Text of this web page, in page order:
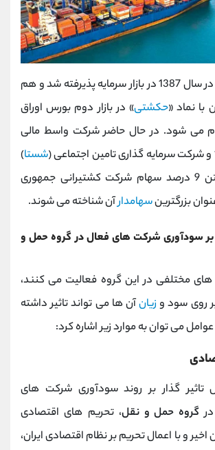
این شرکت در سال 1387 در بازار سرمایه پذیرفته شد و هم
با نماد «حکشتی» در بازار دوم بورس اوراق
می شود. در حال حاضر شرکت واسط مالی
شستا)
با در اختیار داشتن 9 درصد سهام شرکت کشتیرانی جمهوری
بزرگترینسهامدارآن شناخته می شوند.
بر سودآوری شرکت های فعال در گروه حمل و
های مختلفی در این گروه فعالیت می کنند،
روی سود و زیانآن ها می تواند تاثیر داشته
می توان به موارد زیر اشاره کرد:
تاثیر گذار بر روند سودآوری شرکت های
درگروه حمل و نقل، تحریم های اقتصادی
و با اعمال تحریم بر نظام اقتصادی ایران،